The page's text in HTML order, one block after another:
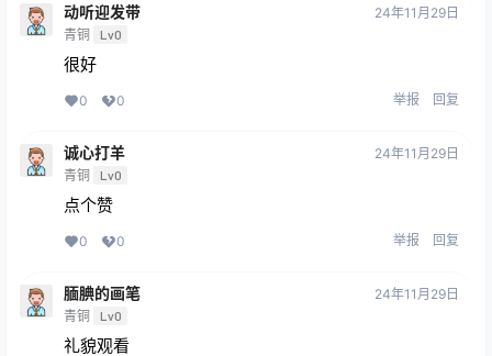
动听迎发带
青铜 Lv0
24年11月29日
很好
0 0 举报 回复
诚心打羊
青铜 Lv0
24年11月29日
点个赞
0 0 举报 回复
腼腆的画笔
青铜 Lv0
24年11月29日
礼貌观看